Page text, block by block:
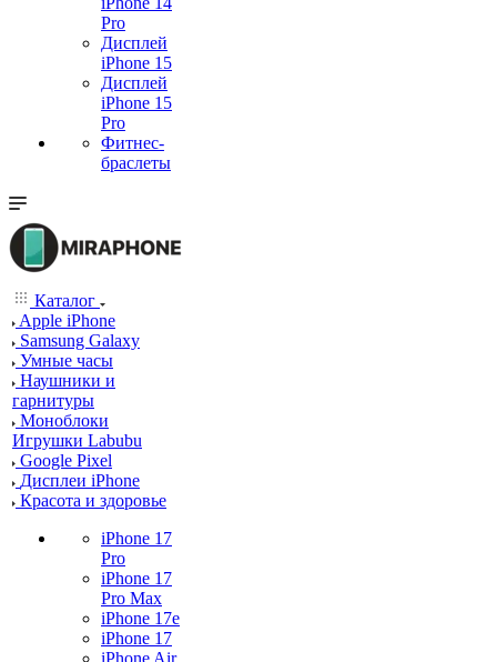
Pro
Дисплей
iPhone 15
Дисплей
iPhone 15
Pro
Фитнес-
браслеты
Каталог
Apple iPhone
Samsung Galaxy
Умные часы
Наушники и
гарнитуры
Моноблоки
Игрушки Labubu
Google Pixel
Дисплеи iPhone
Красота и здоровье
iPhone 17
Pro
iPhone 17
Pro Max
iPhone 17e
iPhone 17
iPhone Air